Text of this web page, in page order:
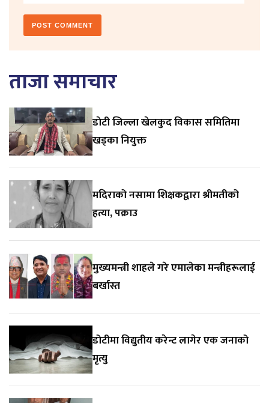
ताजा समाचार
डाेटी जिल्ला खेलकुद विकास समितिमा
खड्का नियुक्त
मदिराको नसामा शिक्षकद्वारा श्रीमतीको
हत्या, पक्राउ
मुख्यमन्त्री शाहले गरे एमालेका मन्त्रीहरूलाई
बर्खास्त
डोटीमा विद्युतीय करेन्ट लागेर एक जनाको
मृत्यु